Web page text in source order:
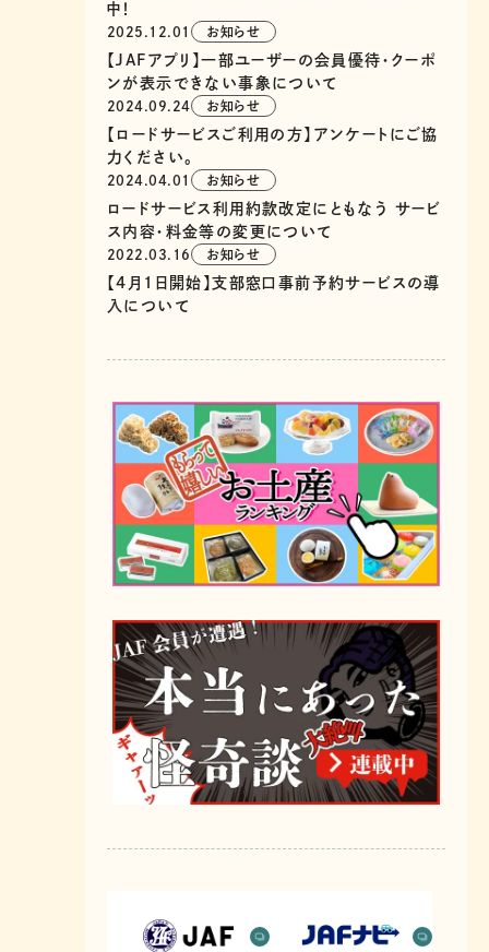
中！
2025.12.01 お知らせ
【JAFアプリ】一部ユーザーの会員優待・クーポ
ンが表示できない事象について
2024.09.24 お知らせ
【ロードサービスご利用の方】アンケートにご協
力ください。
2024.04.01 お知らせ
ロードサービス利用約款改定にともなう サービ
ス内容・料金等の変更について
2022.03.16 お知らせ
【4月1日開始】支部窓口事前予約サービスの導
入について